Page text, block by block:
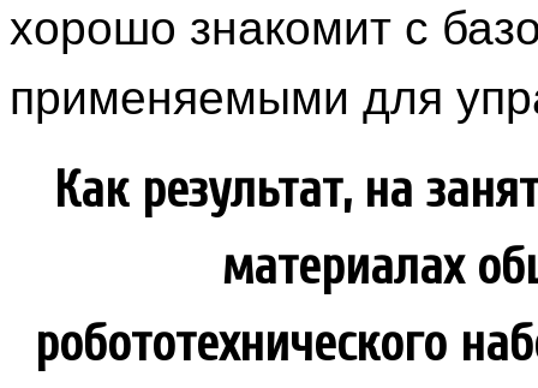
хорошо знакомит с
применяемыми для
Как результат, на
материалах
робототехнического